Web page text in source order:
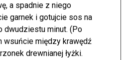
a spadnie z niego
garnek i gotujcie sos na
dwudziestu minut. (Po
wsuńcie między krawędź
drewnianej łyżki.